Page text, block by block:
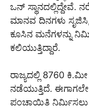
ಒನ್
ಮಾನವ ದಿನಗಳು
ಕೂಸಿನ ಮನೆಗಳನ್ನು
ಕಲಿಯುತ್ತಿದ್ದಾರೆ.
ರಾಜ್ಯದಲ್ಲಿ 8760
ನಡೆಯುತ್ತಿದೆ. ಈಗಾಗಲೇ
ಪಂಚಾಯಿತಿ ನಿರ್ಮಿಸಲು